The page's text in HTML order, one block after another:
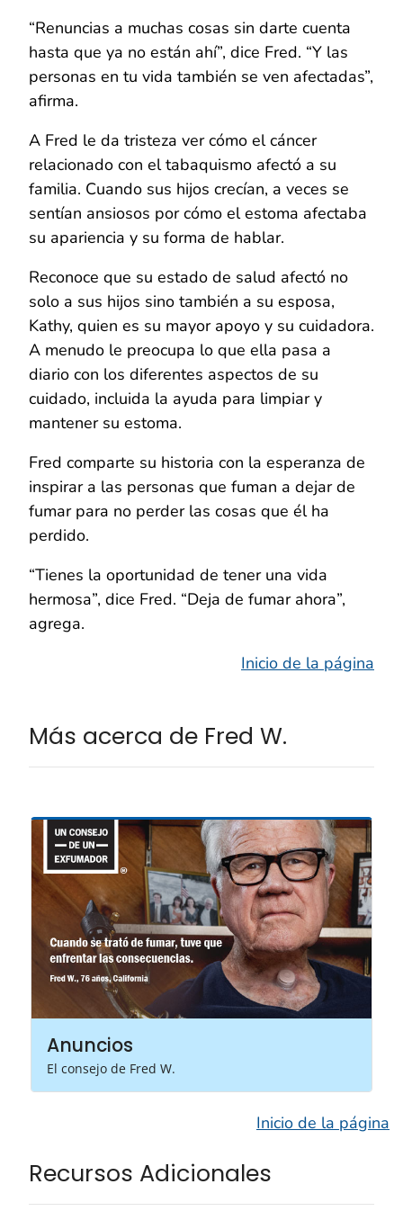
“Renuncias a muchas cosas sin darte cuenta
hasta que ya no están ahí”, dice Fred. “Y las
personas en tu vida también se ven afectadas”,
afirma.
A Fred le da tristeza ver cómo el cáncer
relacionado con el tabaquismo afectó a su
familia. Cuando sus hijos crecían, a veces se
sentían ansiosos por cómo el estoma afectaba
su apariencia y su forma de hablar.
Reconoce que su estado de salud afectó no
solo a sus hijos sino también a su esposa,
Kathy, quien es su mayor apoyo y su cuidadora.
A menudo le preocupa lo que ella pasa a
diario con los diferentes aspectos de su
cuidado, incluida la ayuda para limpiar y
mantener su estoma.
Fred comparte su historia con la esperanza de
inspirar a las personas que fuman a dejar de
fumar para no perder las cosas que él ha
perdido.
“Tienes la oportunidad de tener una vida
hermosa”, dice Fred. “Deja de fumar ahora”,
agrega.
Inicio de la página
Más acerca de Fred W.
Anuncios
El consejo de Fred W.
Inicio de la página
Recursos Adicionales